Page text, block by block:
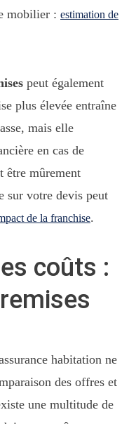
mobilier : estimation de
peut également
plus élevée entraîne
mais elle
en cas de
être mûrement
sur votre devis peut
de la franchise.
coûts :
habitation ne
des offres et
une multitude de